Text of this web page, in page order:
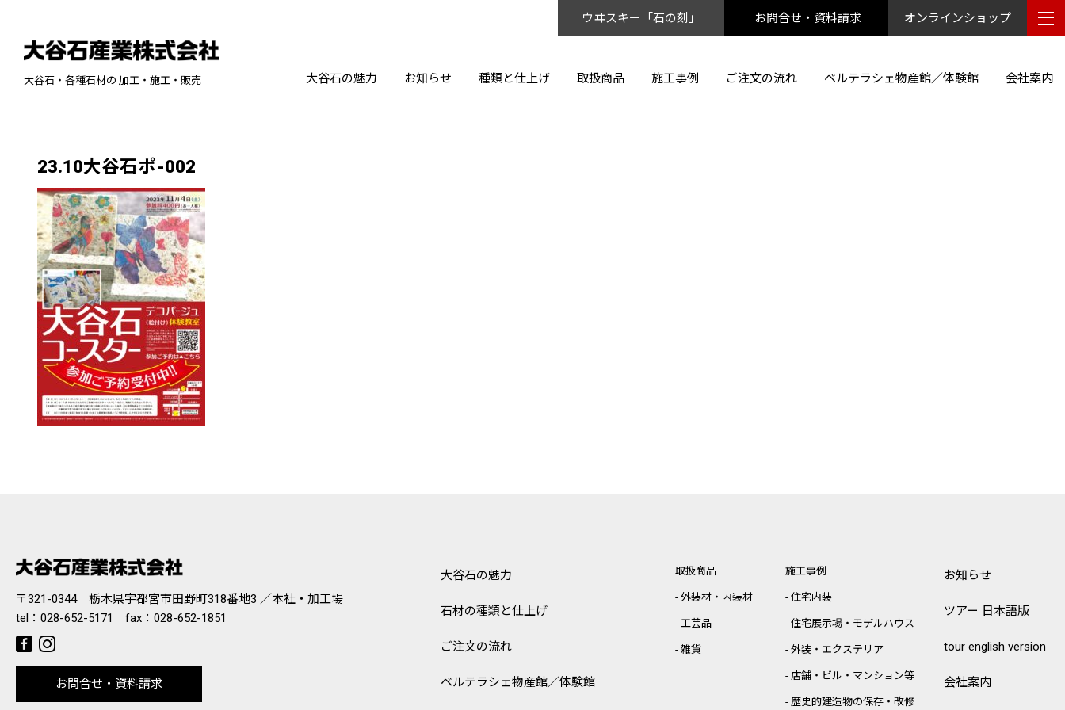
大谷石・各種石材の 加工・施工・販売 大谷石の魅力 お知らせ 種類と仕上げ 取扱商品 施工事例 ご注文の流れ ベルテラシェ物産館／体験館 会社案内
ウヰスキー「石の刻」 お問合せ・資料請求 オンラインショップ
23.10大谷石ポ-002
〒321-0344 栃木県宇都宮市田野町318番地3 ／本社・加工場
tel： 028-652-5171 fax：028-652-1851
お問合せ・資料請求
大谷石の魅力
石材の種類と仕上げ
ご注文の流れ
ベルテラシェ物産館／体験館
お知らせ
ツアー 日本語版
tour english version
会社案内
取扱商品
外装材・内装材
工芸品
雑貨
施工事例
住宅内装
住宅展示場・モデルハウス
外装・エクステリア
店舗・ビル・マンション等
歴史的建造物の保存・改修